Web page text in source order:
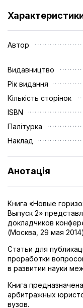
Автор
Видавництво
Рік видання
Кількість сторінок
ISBN
Палітурка
Наклад
Анотація
Книга «Новые
Выпуск 2»
докладчиков
(Москва, 29 мая
Статьи для
проработки
в развитии науки
Книга
арбитражных
вузов.